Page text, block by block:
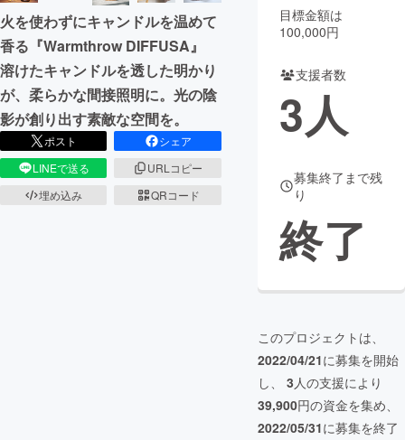
まちづくり・地域活性化
CAMPFIRE for Social Good
CAMPFIRE Creation
CAMPFIREふるさと納税machi-ya コミュニティ
火を使わずにキャンドルを温めて
香る『Warmthrow DIFFUSA』
溶けたキャンドルを透した明かり
が、柔らかな間接照明に。光の陰
影が創り出す素敵な空間を。
ポスト
シェア
LINEで送る
URLコピー
埋め込み
QRコード
目標金額は
100,000円
支援者数
3人
募集終了まで残
り
終了
このプロジェクトは、
2022/04/21に募集を開始
し、 3人の支援により
39,900円の資金を集め、
2022/05/31に募集を終了